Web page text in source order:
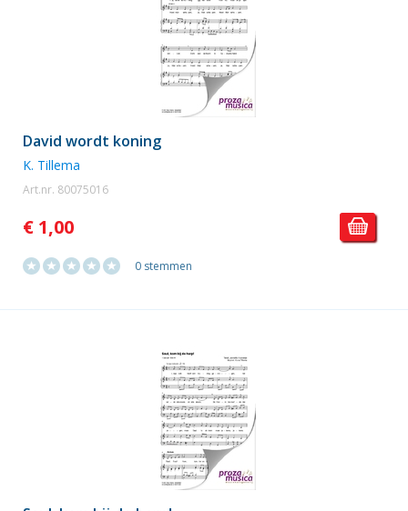
David wordt koning
K. Tillema
Art.nr. 80075016
€ 1,00
0 stemmen